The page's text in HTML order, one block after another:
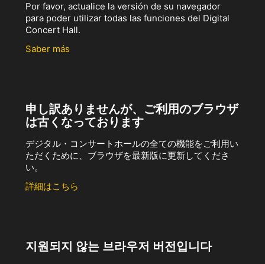
Por favor, actualice la versión de su navegador
para poder utilizar todas las funciones del Digital
Concert Hall.
Saber más
申し訳ありませんが、ご利用のブラウザ
は古くなっております
デジタル・コンサートホールの全ての機能をご利用い
ただくために、ブラウザを最新版に更新してくださ
い。
詳細はこちら
지원되지 않는 브라우저 버전입니다